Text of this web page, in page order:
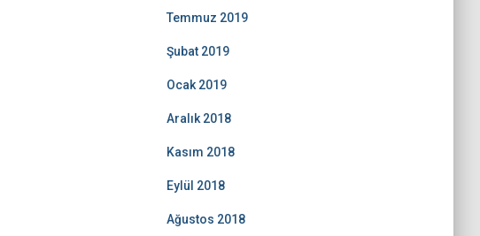
Temmuz 2019
Şubat 2019
Ocak 2019
Aralık 2018
Kasım 2018
Eylül 2018
Ağustos 2018